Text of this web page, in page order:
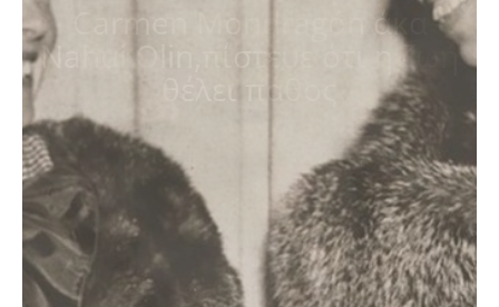
Όταν η Αμέλια Έρχαρτ
συνάντησε την Έλενορ
Ρούσβελτ…